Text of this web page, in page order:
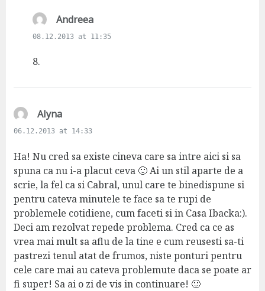
Andreeas
a
08.12.2013 at 11:35
8.
Alynas
a
s
:
06.12.2013 at 14:33
Ha! Nu cred sa existe cineva care sa intre aici si sa
spuna ca nu i-a placut ceva 🙂 Ai un stil aparte de a
scrie, la fel ca si Cabral, unul care te binedispune si
pentru cateva minutele te face sa te rupi de
problemele cotidiene, cum faceti si in Casa Ibacka:).
Deci am rezolvat repede problema. Cred ca ce as
vrea mai mult sa aflu de la tine e cum reusesti sa-ti
pastrezi tenul atat de frumos, niste ponturi pentru
cele care mai au cateva problemute daca se poate ar
fi super! Sa ai o zi de vis in continuare! 🙂